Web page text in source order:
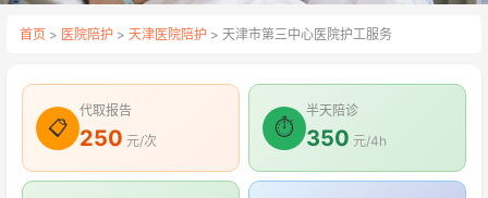
首页 > 医院陪护 > 天津医院陪护 > 天津市第三中心医院护工服务
📋
代取报告
250 元/次
⏱
半天陪诊
350 元/4h